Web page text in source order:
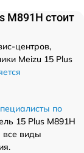
M891H стоит
центров,
Meizu 15 Plus
по
15 Plus M891H
все виды